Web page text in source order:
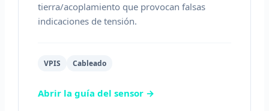
tierra/acoplamiento que provocan falsas
indicaciones de tensión.
VPIS Cableado
Abrir la guía del sensor →